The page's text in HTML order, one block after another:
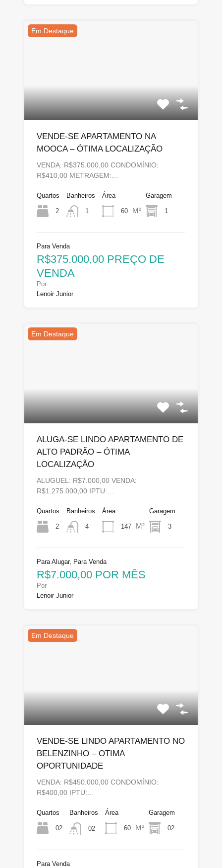
Em Destaque
VENDE-SE APARTAMENTO NA
MOOCA – ÓTIMA LOCALIZAÇÃO
VENDA: R$375.000,00 CONDOMÍNIO:
R$410,00 METRAGEM:…
Quartos
2
Banheiros
1
Área
60 M²
Garagem
1
Para Venda
R$375.000,00 PREÇO DE
VENDA
Por
Lenoir Junior
Em Destaque
ALUGA-SE LINDO APARTAMENTO DE
ALTO PADRÃO – ÓTIMA
LOCALIZAÇÃO
ALUGUEL: R$7.000,00 VENDA:
R$1.275.000,00 IPTU:…
Quartos
2
Banheiros
4
Área
147 M²
Garagem
3
Para Alugar, Para Venda
R$7.000,00 POR MÊS
Por
Lenoir Junior
Em Destaque
VENDE-SE LINDO APARTAMENTO NO
BELENZINHO – OTIMA
OPORTUNIDADE
VENDA: R$450.000,00 CONDOMÍNIO:
R$400,00 IPTU:…
Quartos
02
Banheiros
02
Área
60 M²
Garagem
02
Para Venda